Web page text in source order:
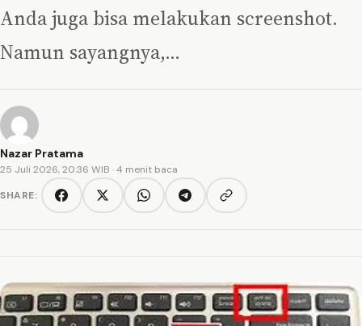
Anda juga bisa melakukan screenshot.
Namun sayangnya,…
Nazar Pratama
25 Juli 2026, 20:36 WIB · 4 menit baca
SHARE:
FacebookTwitter/XWhatsAppTelegramCopy link